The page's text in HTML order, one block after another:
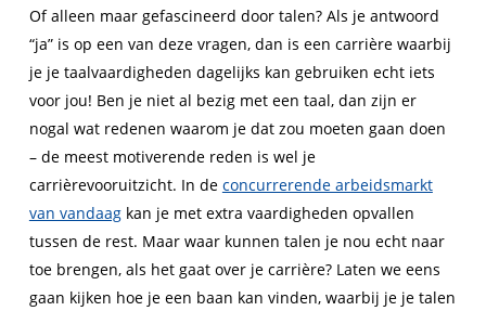
Of alleen maar gefascineerd door talen? Als je antwoord
“ja” is op een van deze vragen, dan is een carrière waarbij
je je taalvaardigheden dagelijks kan gebruiken echt iets
voor jou! Ben je niet al bezig met een taal, dan zijn er
nogal wat redenen waarom je dat zou moeten gaan doen
– de meest motiverende reden is wel je
carrièrevooruitzicht. In de concurrerende arbeidsmarkt
van vandaagkan je met extra vaardigheden opvallen
tussen de rest. Maar waar kunnen talen je nou echt naar
toe brengen, als het gaat over je carrière? Laten we eens
gaan kijken hoe je een baan kan vinden, waarbij je je talen